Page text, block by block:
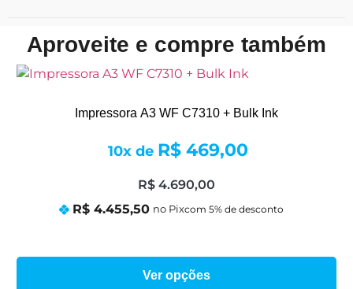
Aproveite e compre também
Impressora A3 WF C7310 + Bulk Ink
R$ 4.690,00
10x de R$ 469,00
R$4.455,50 no Pix
Ver opções